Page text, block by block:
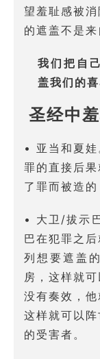
望羞耻感被
的遮盖不是来
我们把自
盖我们的
圣经中
• 亚当和夏娃
罪的直接后
了罪而被造
• 大卫/拔示
巴在犯罪之
列想要遮盖
房，这样就
没有奏效，
这样就可以
的受害者。